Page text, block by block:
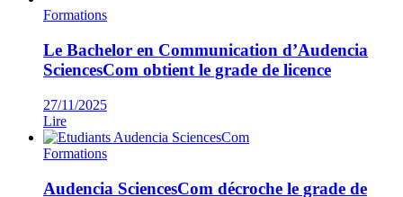
Formations
Le Bachelor en Communication d’Audencia
SciencesCom obtient le grade de licence
27/11/2025
Lire
Formations
Audencia SciencesCom décroche le grade de